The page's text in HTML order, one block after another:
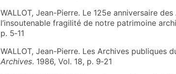
WALLOT, Jean-Pierre. Le 125e anniversaire
l’insoutenable fragilité de notre patrimoine
p. 5‑11
WALLOT, Jean-Pierre. Les Archives publiques
Archives. 1986, Vol. 18, p. 9‑21